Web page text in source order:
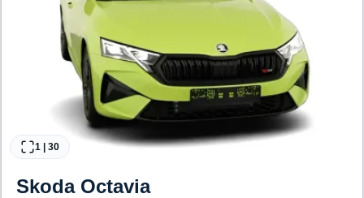
1 30
Skoda Octavia